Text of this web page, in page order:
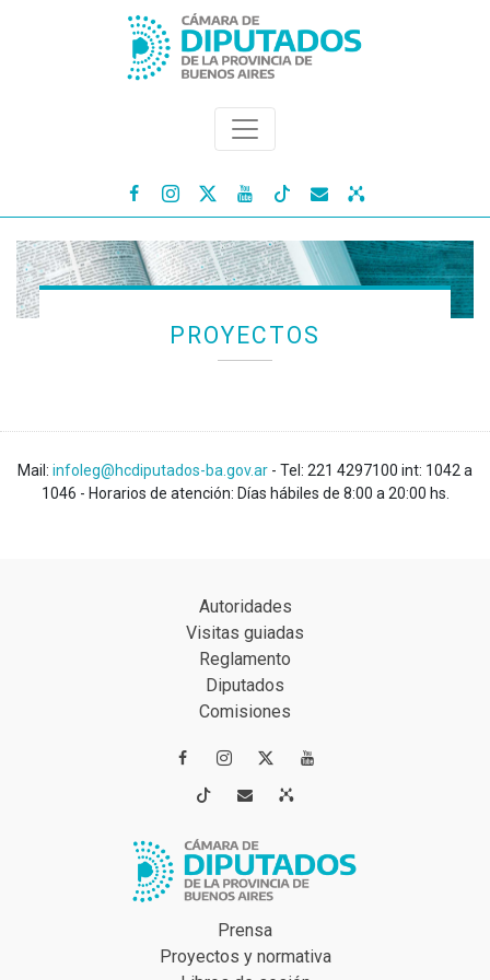
   
PROYECTOS
Mail: infoleg@hcdiputados-ba.gov.ar - Tel: 221 4297100 int: 1042 a
1046 - Horarios de atención: Días hábiles de 8:00 a 20:00 hs.
Autoridades
Visitas guiadas
Reglamento
Diputados
Comisiones
 
 
Prensa
Proyectos y normativa